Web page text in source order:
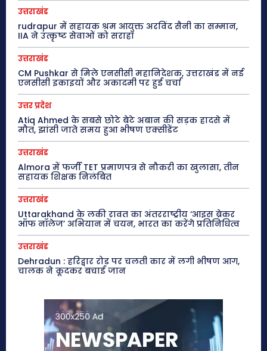
उत्तराखंड
rudrapur में सहायक श्रम आयुक्त अरविंद सैनी का सम्मान,
IIA ने उत्कृष्ट सेवाओं को सराहा
उत्तराखंड
CM Pushkar से मिले एनसीसी महानिदेशक, उत्तराखंड में नई
एनसीसी इकाइयों और अकादमी पर हुई चर्चा
उत्तर प्रदेश
Atiq Ahmed के सबसे छोटे बेटे अबान की सड़क हादसे में
मौत, झांसी जाते समय हुआ भीषण एक्सीडेंट
उत्तराखंड
Almora में फर्जी TET प्रमाणपत्र से नौकरी का खुलासा, तीन
सहायक शिक्षक निलंबित
उत्तराखंड
Uttarakhand के लकी रावत का अंतरराष्ट्रीय ‘आइस ब्रेकर
ऑफ नॉलेज’ अभियान में चयन, भारत का करेंगे प्रतिनिधित्व
उत्तराखंड
Dehradun : हरिद्वार रोड पर चलती कार में लगी भीषण आग,
चालक ने कूदकर बचाई जान